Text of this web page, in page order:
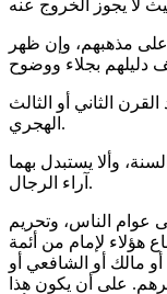
على مذهبهم، وإن ظهر
الثاني أو الثالث
الهجري.
وألا يستبدل بهما
آراء الرجال.
عوام الناس، وتحريم
هؤلاء لإمام من أئمة
مالك أو الشافعي أو
على أن يكون هذا